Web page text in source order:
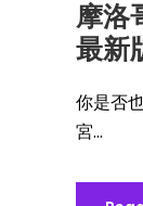
摩洛
最新
你是否
宮...